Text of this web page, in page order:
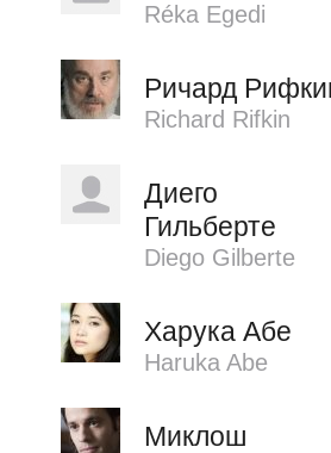
Réka Egedi
Ричард
Richard Rifkin
Диего
Гильберте
Diego Gilberte
Харука Абе
Haruka Abe
Миклош